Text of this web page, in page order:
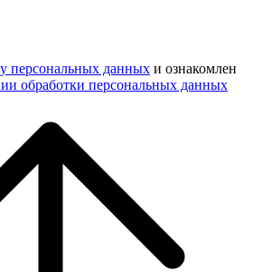
персональных данных и ознакомлен
обработки персональных данных